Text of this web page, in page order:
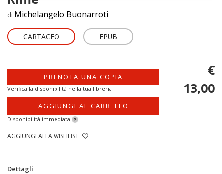
di Michelangelo Buonarroti
CARTACEO EPUB
PRENOTA UNA COPIA
Verifica la disponibilità nella tua libreria
AGGIUNGI AL CARRELLO
Disponibilità immediata ?
AGGIUNGI ALLA WISHLIST
€
13,00
Dettagli